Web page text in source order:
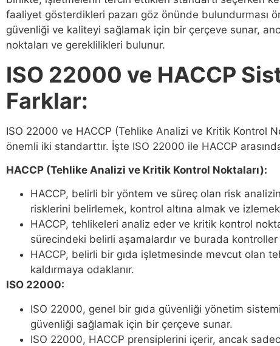
faaliyet gösterdikleri pazarı göz önünde bulundurması
güvenliği ve kaliteyi sağlamak için bir çerçeve sunar,
noktaları ve gereklilikleri bulunur.
ISO 22000 ve HACCP
Farklar:
ISO 22000 ve HACCP (Tehlike Analizi ve Kritik Kontrol
önemli iki standarttır. İşte ISO 22000 ile HACCP
HACCP (Tehlike Analizi ve Kritik Kontrol Noktaları):
HACCP, belirli bir yöntem ve süreç olan risk
risklerini belirlemek, kontrol altına almak ve
HACCP, tehlikeleri analiz eder ve kritik kontrol
sürecindeki belirli aşamalardır ve burada kontroller
HACCP, belirli bir gıda işletmesinde mevcut olan
kaldırmaya odaklanır.
ISO 22000:
ISO 22000, genel bir gıda güvenliği yönetim
güvenliği sağlamak için bir çerçeve sunar.
ISO 22000, HACCP prensiplerini içerir, ancak